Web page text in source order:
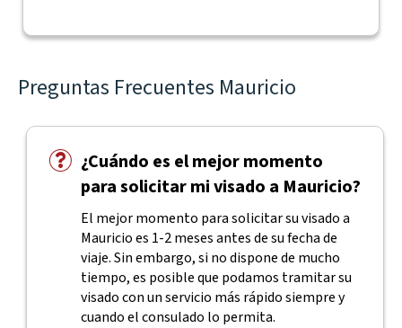
Preguntas Frecuentes Mauricio
¿Cuándo es el mejor momento
para solicitar mi visado a Mauricio?
El mejor momento para solicitar su visado a
Mauricio es 1-2 meses antes de su fecha de
viaje. Sin embargo, si no dispone de mucho
tiempo, es posible que podamos tramitar su
visado con un servicio más rápido siempre y
cuando el consulado lo permita.